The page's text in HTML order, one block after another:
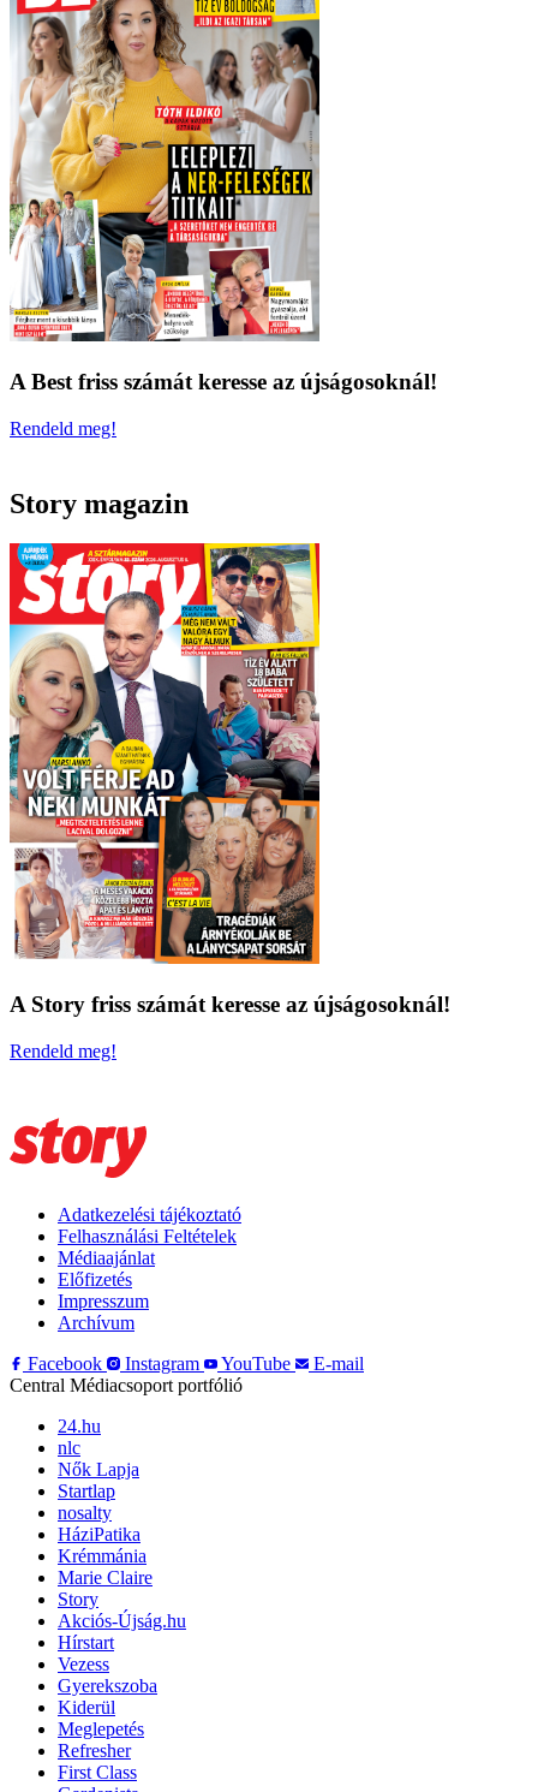
A Best friss számát keresse az újságosoknál!
Rendeld meg!
Story magazin
A Story friss számát keresse az újságosoknál!
Rendeld meg!
Adatkezelési tájékoztató
Felhasználási Feltételek
Médiaajánlat
Előfizetés
Impresszum
Archívum
Facebook
Instagram YouTube
E-mail
Central Médiacsoport portfólió
24.hu
nlc
Nők Lapja
Startlap
nosalty
HáziPatika
Krémmánia
Marie Claire
Story
Akciós-Újság.hu
Hírstart
Vezess
Gyerekszoba
Kiderül
Meglepetés
Refresher
First Class